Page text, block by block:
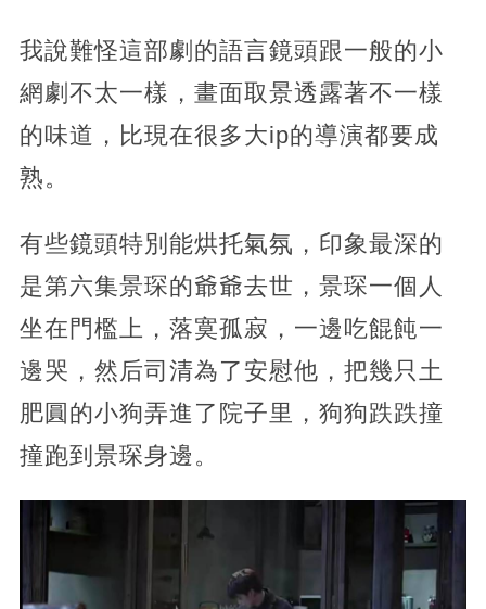
我說難怪這部劇的語言鏡頭跟一般的小
網劇不太一樣，畫面取景透露著不一樣
的味道，比現在很多大ip的導演都要成
熟。
有些鏡頭特別能烘托氣氛，印象最深的
是第六集景琛的爺爺去世，景琛一個人
坐在門檻上，落寞孤寂，一邊吃餛飩一
邊哭，然后司清為了安慰他，把幾只土
肥圓的小狗弄進了院子里，狗狗跌跌撞
撞跑到景琛身邊。